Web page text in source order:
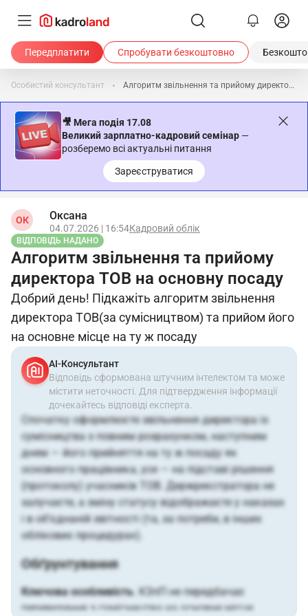
Передплатити Спробувати безкоштовно
Особистий консультант Алгоритм звільнення та прийому директора ТОВ на основну посаду
🎥 Мега подія 17.08
Великий зарплатно-кадровий семінар —
розберемо всі актуальні питання
Зареєструватися
ОК Оксана
04.07.2026 | 16:54Кадровий облік
ВІДПОВІДЬ НАДАНО
Алгоритм звільнення та прийому
директора ТОВ на основну посаду
Добрий день! Підкажіть алгоритм звільнення
директора ТОВ(за сумісництвом) та прийом його
на основне місце на ту ж посаду
АІ-Консультант
Відповідь сформована штучним інтелектом та може
містити неточності. Для підтвердження інформації
дочекайтесь відповіді експерта.
Спочатку оформлюєте звільнення директора із
сумісництва з повним розрахунком, наступним
днем — його прийняття на ту ж посаду як
основного працівника, усе — на підставі рішення
(протоколу) учасників ТОВ. Держреєстратора не
залучаєте, а зміну статусу відображаєте у наказах
і в об’єднаній звітності (та, за потреби, в інших
облікових процедурах).
Обґрунтування
Ключова особливість. КЗпП не передбачає
переведення з сумісництва на основне місце